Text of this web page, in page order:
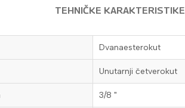
TEHNIČKE KARAKTERISTIKE
Dvanaesterokut
Unutarnji četverokut
3/8 "